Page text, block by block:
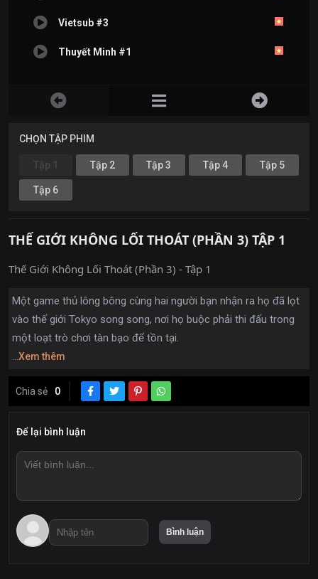
Vietsub #3
Thuyết Minh #1
CHỌN TẬP PHIM
Tập 1 Tập 2 Tập 3 Tập 4 Tập 5
Tập 6
THẾ GIỚI KHÔNG LỐI THOÁT (PHẦN 3) TẬP 1
Thế Giới Không Lối Thoát (Phần 3) - Tập 1
Một game thủ lông bông cùng hai người bạn nhận ra họ đã lọt
vào thế giới Tokyo song song, nơi họ buộc phải thi đấu trong
một loạt trò chơi tàn bạo để tồn tại.
...Xem thêm
Chia sẻ 0
Để lại bình luận